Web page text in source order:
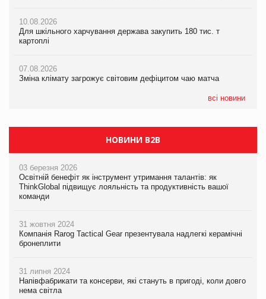
10.08.2026
Для шкільного харчування держава закупить 180 тис. т
картоплі
07.08.2026
Зміна клімату загрожує світовим дефіцитом чаю матча
всі новини
07.08.2026
EVA.UA запустила кампанію «Хто б знав» про асортимент,
Криза у Китаї може спричинити великі потрясіння для світової
економіки
Kraft Heinz скоротила збиток у першому півріччі
НОВИНИ B2B
03 березня 2026
Освітній бенефіт як інструмент утримання талантів: як
ThinkGlobal підвищує лояльність та продуктивність вашої
команди
31 жовтня 2024
Компанія Rarog Tactical Gear презентувала надлегкі керамічні
бронеплити
31 липня 2024
Напівфабрикати та консерви, які стануть в пригоді, коли довго
нема світла